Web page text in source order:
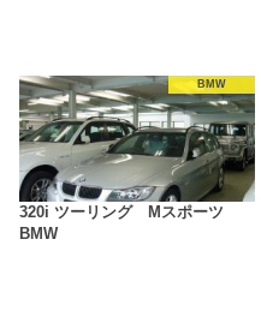
BMW
320i ツーリング Mスポーツ
BMW